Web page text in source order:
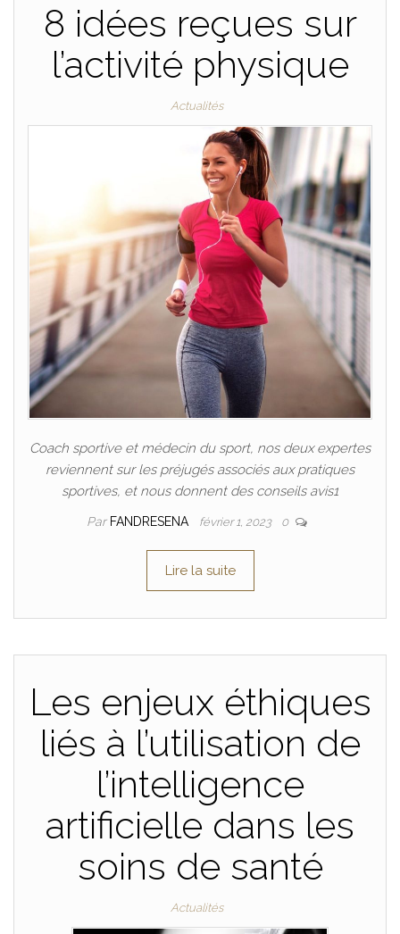
8 idées reçues sur
l’activité physique
Actualités
Coach sportive et médecin du sport, nos deux expertes
reviennent sur les préjugés associés aux pratiques
sportives, et nous donnent des conseils avis1
Par FANDRESENA février 1, 2023 0
Lire la suite
Les enjeux éthiques
liés à l’utilisation de
l’intelligence
artificielle dans les
soins de santé
Actualités